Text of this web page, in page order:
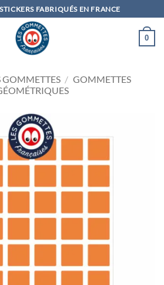
FABRIQUÉS EN FRANCE
0
GOMMETTES / GOMMETTES